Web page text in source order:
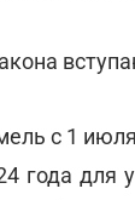
с 1
года для